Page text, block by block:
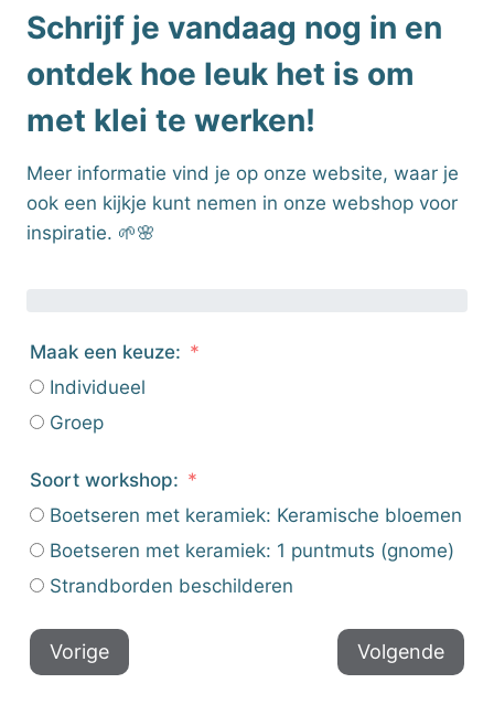
Schrijf je vandaag nog in en
ontdek hoe leuk het is om
met klei te werken!
Meer informatie vind je op onze website, waar je
ook een kijkje kunt nemen in onze webshop voor
inspiratie. 🌱🌸
Maak een keuze:
Individueel
Groep
Soort workshop:
Boetseren met keramiek: Keramische bloemen
Boetseren met keramiek: 1 puntmuts (gnome)
Strandborden beschilderen
Vorige Volgende